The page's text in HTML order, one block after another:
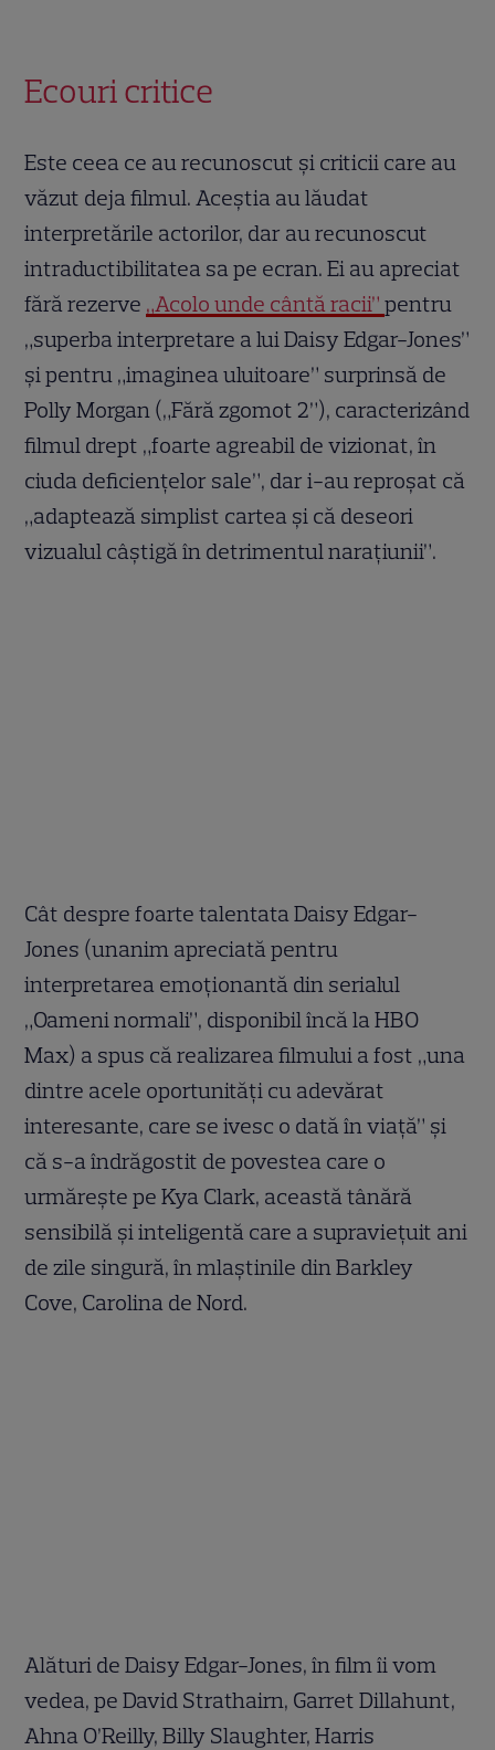
Ecouri critice
Este ceea ce au recunoscut și criticii care au
văzut deja filmul. Aceștia au lăudat
interpretările actorilor, dar au recunoscut
intraductibilitatea sa pe ecran. Ei au apreciat
fără rezerve „Acolo unde cântă racii”pentru
„superba interpretare a lui Daisy Edgar-Jones”
și pentru „imaginea uluitoare” surprinsă de
Polly Morgan („Fără zgomot 2”), caracterizând
filmul drept „foarte agreabil de vizionat, în
ciuda deficiențelor sale”, dar i-au reproșat că
„adaptează simplist cartea și că deseori
vizualul câștigă în detrimentul narațiunii”.
Cât despre foarte talentata Daisy Edgar-
Jones (unanim apreciată pentru
interpretarea emoționantă din serialul
„Oameni normali”, disponibil încă la HBO
Max) a spus că realizarea filmului a fost „una
dintre acele oportunități cu adevărat
interesante, care se ivesc o dată în viață” și
că s-a îndrăgostit de povestea care o
urmărește pe Kya Clark, această tânără
sensibilă și inteligentă care a supraviețuit ani
de zile singură, în mlaștinile din Barkley
Cove, Carolina de Nord.
Alături de Daisy Edgar-Jones, în film îi vom
vedea, pe David Strathairn, Garret Dillahunt,
Ahna O’Reilly, Billy Slaughter, Harris